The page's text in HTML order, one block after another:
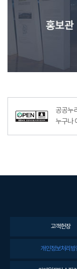
공공누
누구나
고객헌장
개인정보처리방